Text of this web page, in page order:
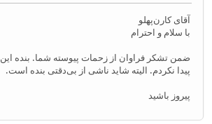
آقای کارن‌پهلو
با سلام و احترام
ضمن تشکر فراوان از زحمات پیوسته شما. بنده این
پیدا نکردم. الیته شاید ناشی از بی‌دقتی بنده است.
پیروز باشید